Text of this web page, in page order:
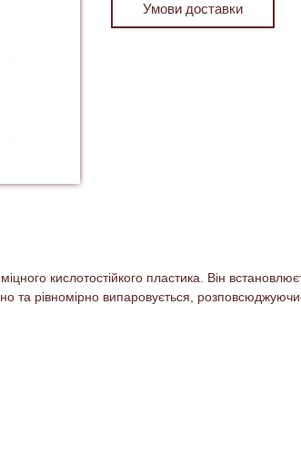
Умови доставки
кислотостійкого пластика. Він
рівномірно випаровується,